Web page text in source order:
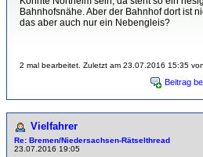
Bahnhofsnähe. Aber der Bahnhof dort ist
das aber auch nur ein Nebengleis?
2 mal bearbeitet. Zuletzt am 23.07.2016 15:35
Beitrag
Vielfahrer
Re: Bremen/Niedersachsen-Rätselthread
23.07.2016 19:05